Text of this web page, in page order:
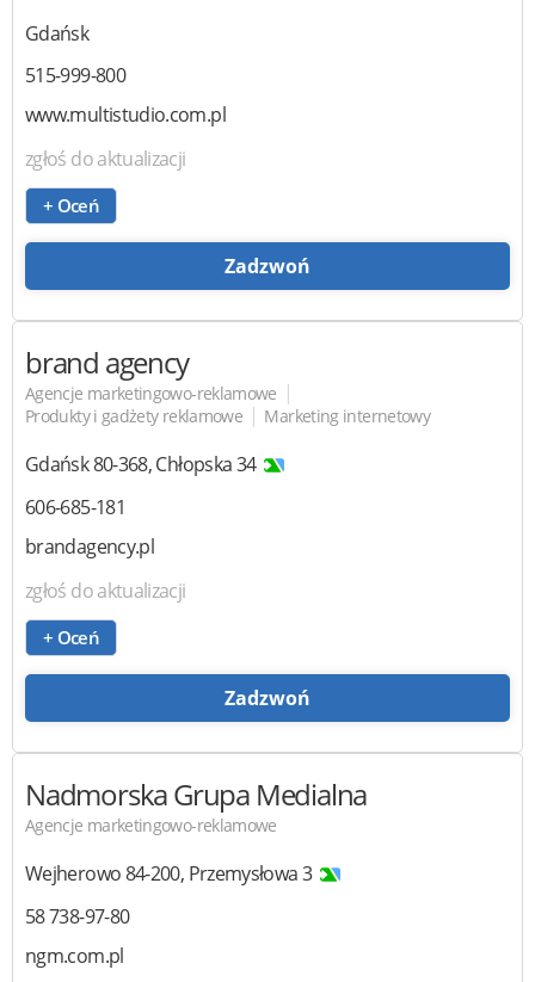
Gdańsk
515-999-800
www.multistudio.com.pl
zgłoś do aktualizacji
+ Oceń
Zadzwoń
brand agency
Agencje marketingowo-reklamowe |
Produkty i gadżety reklamowe | Marketing internetowy
Gdańsk80-368,Chłopska 34
606-685-181
brandagency.pl
zgłoś do aktualizacji
+ Oceń
Zadzwoń
Nadmorska Grupa Medialna
Agencje marketingowo-reklamowe
Wejherowo84-200, Przemysłowa 3
58 738-97-80
ngm.com.pl